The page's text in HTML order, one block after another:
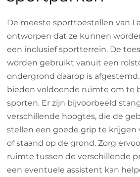
De meeste sporttoestellen van
ontworpen dat ze kunnen
een inclusief sportterrein. De
worden gebruikt vanuit een
ondergrond daarop is
bieden voldoende ruimte om te
sporten. Er zijn bijvoorbeeld
verschillende hoogtes, die de
stellen een goede grip te krijgen
of staand op de grond. Zorg
ruimte tussen de verschillende
een eventuele assistent kan